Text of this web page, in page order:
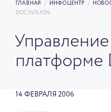
ГЛАВНАЯ / ИНФОЦЕНТР /
DOCSVISION
платформе
14 ФЕВРАЛЯ 2006